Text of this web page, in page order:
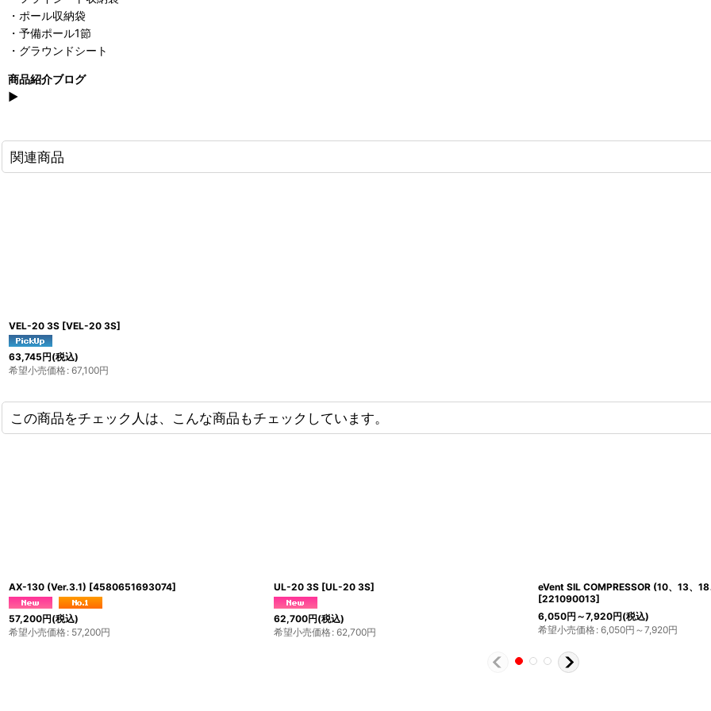
・ポール収納袋
・予備ポール1節
・グラウンドシート
商品紹介ブログ
▶
関連商品
VEL-20 3S [VEL-20 3S]
63,745円(税込)
希望小売価格: 67,100円
この商品をチェック人は、こんな商品もチェックしています。
] VEL-20 3S [ VEL-20 3S]
63,745円(税込)
希望小売価格: 67,100
AX-100 (ペグなし)
53,900円(税込)
希望小売価格: 53,900
COMPRESS DRY BAG 10liter [
4,180円(税込)
希望小売価格: 4,180円